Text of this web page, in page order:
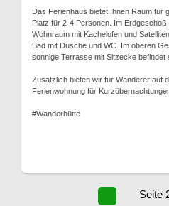
Das Ferienhaus bietet Ihnen Raum für
Platz für 2-4 Personen. Im
Wohnraum mit Kachelofen und
Bad mit Dusche und WC. Im oberen
sonnige Terrasse mit Sitzecke befindet
Zusätzlich bieten wir für Wanderer auf
Ferienwohnung für
#Wanderhütte
Seite